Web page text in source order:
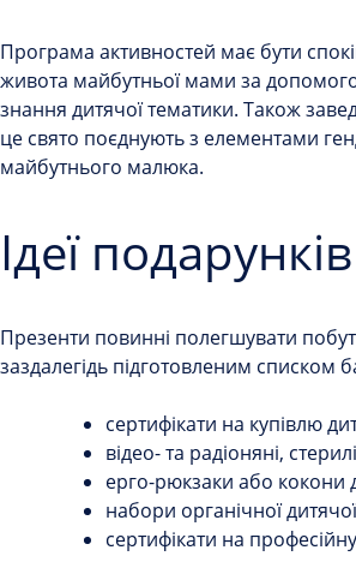
Програма активностей має бути
живота майбутньої мами за
знання дитячої тематики. Також
це свято поєднують з елементами
майбутнього малюка.
Ідеї
Презенти повинні полегшувати
заздалегідь підготовленим
сертифікати на купівлю
відео- та радіоняні,
ерго-рюкзаки або кокони
набори органічної
сертифікати на